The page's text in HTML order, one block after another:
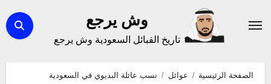
إلى
وش يرجع
تاريخ القبائل السعودية وش يرجع
الصفحة الرئيسية عوائل نسب عائلة البديوي في السعودية